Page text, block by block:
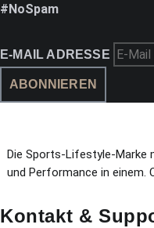
#NoSpam
E-MAIL ADRESSE
ABONNIEREN
Die Sports-Lifestyle-Marke
und Performance in einem.
Kontakt &